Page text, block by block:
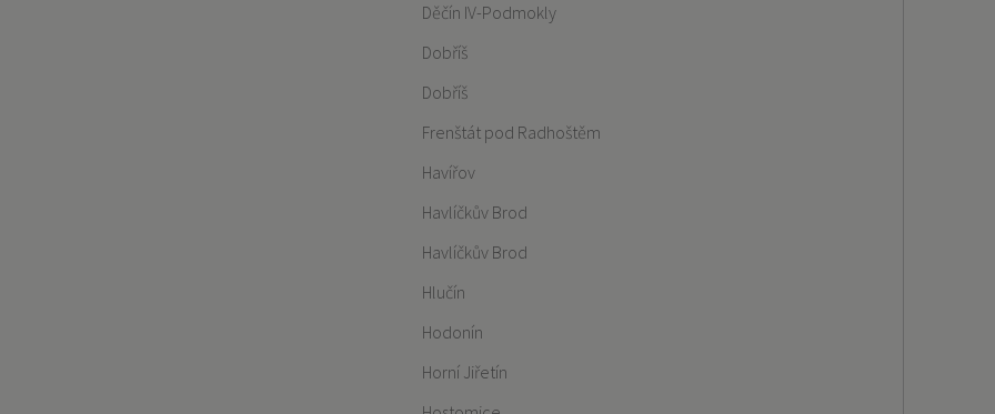
Děčín IV-Podmokly
Dobříš
Dobříš
Frenštát pod Radhoštěm
Havířov
Havlíčkův Brod
Havlíčkův Brod
Hlučín
Hodonín
Horní Jiřetín